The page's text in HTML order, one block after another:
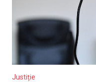
Justiție